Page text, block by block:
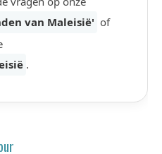
van Maleisië' of
.